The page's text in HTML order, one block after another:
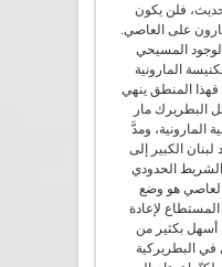
فلن يكون
على العاصي.
المسيحي
المارونية
فهذا المنطق ينهي
البطريرك مار
المارونية، ومدَّ
الكبير إلى
الحدودي
العاصي هو وضع
لإعادة
أسهل بكثير من
في البطريركية